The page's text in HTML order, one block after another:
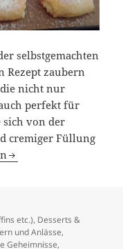
selbstgemachten
Rezept zaubern
die nicht nur
perfekt für
sich von der
cremiger Füllung
Rafaello-Plätzchen –
etc.), Desserts &
und Anlässe,
Geheimnisse,